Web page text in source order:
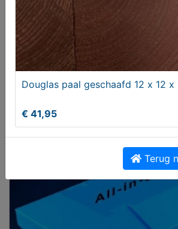
Vilar Albaro Nairobi Kitkat Tegels
Douglas paal geschaafd 12 x 12
€ 41,95
Terug